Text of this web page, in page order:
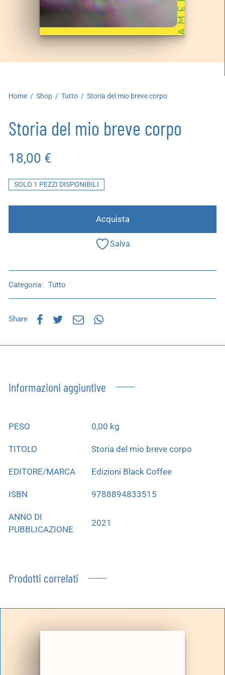
Home / Shop / Tutto / Storia del mio breve corpo
Storia del mio breve corpo
18,00 €
SOLO 1 PEZZI DISPONIBILI
Acquista
Salva
Categoria: Tutto
Share
Informazioni aggiuntive
PESO 0,00 kg
TITOLO Storia del mio breve corpo
EDITORE/MARCA Edizioni Black Coffee
ISBN 9788894833515
ANNO DI
PUBBLICAZIONE
2021
Prodotti correlati